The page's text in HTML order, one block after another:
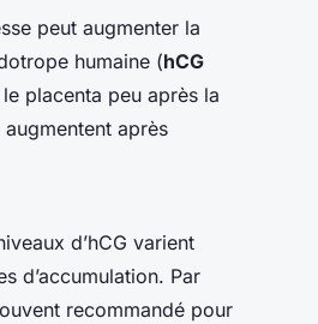
peut augmenter la
humaine (hCG
placenta peu après la
après
d’hCG varient
d’accumulation. Par
recommandé pour